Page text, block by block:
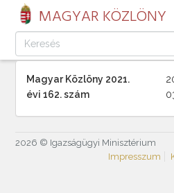
MAGYAR KÖZLÖNY
Magyar Közlöny 2021.
évi 162. szám
2026 © Igazságügyi Minisztérium
Impresszum